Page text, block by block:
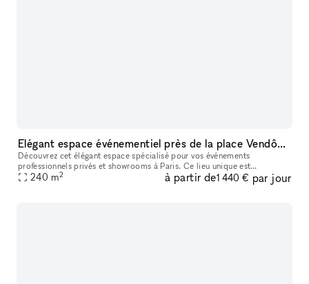
Elégant espace événementiel près de la place Vendôme.
Découvrez cet élégant espace spécialisé pour vos événements
professionnels privés et showrooms à Paris. Ce lieu unique est
parfaitement adapté pour des réunions d'entreprise, des dîners privés et
240 m2 à partir de1 440 € par jour